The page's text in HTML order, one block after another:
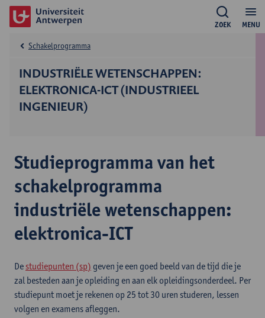
MENU
ZOEK
INDUSTRIËLE WETENSCHAPPEN:
ELEKTRONICA-ICT (INDUSTRIEEL
INGENIEUR)
Schakelprogramma
Studieprogramma van het
schakelprogramma
industriële wetenschappen:
elektronica-ICT
De studiepunten (sp) geven je een goed beeld van de tijd die je
zal besteden aan je opleiding en aan elk opleidingsonderdeel. Per
studiepunt moet je rekenen op 25 tot 30 uren studeren, lessen
volgen en examens afleggen.